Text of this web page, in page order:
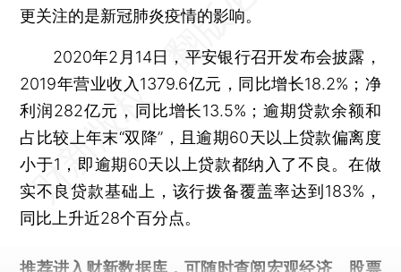
更关注的是新冠肺炎疫情的影响。
2020年2月14日，平安银行召开发布会披露，
2019年营业收入1379.6亿元，同比增长18.2%；净
利润282亿元，同比增长13.5%；逾期贷款余额和
占比较上年末“双降”，且逾期60天以上贷款偏离度
小于1，即逾期60天以上贷款都纳入了不良。在做
实不良贷款基础上，该行拨备覆盖率达到183%，
同比上升近28个百分点。
推荐进入 财新数据库 ，可随时查阅宏观经济、股票